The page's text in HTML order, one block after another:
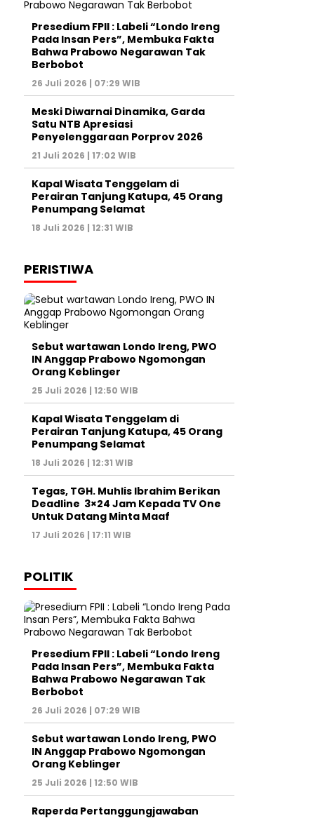
Presedium FPII : Labeli “Londo Ireng
Pada Insan Pers”, Membuka Fakta
Bahwa Prabowo Negarawan Tak
Berbobot
26 Juli 2026 | 07:29 WIB
Meski Diwarnai Dinamika, Garda
Satu NTB Apresiasi
Penyelenggaraan Porprov 2026 ‎
21 Juli 2026 | 17:02 WIB
Kapal Wisata Tenggelam di
Perairan Tanjung Katupa, 45 Orang
Penumpang Selamat
18 Juli 2026 | 12:31 WIB
PERISTIWA
Sebut wartawan Londo Ireng, PWO
IN Anggap Prabowo Ngomongan
Orang Keblinger
25 Juli 2026 | 12:50 WIB
Kapal Wisata Tenggelam di
Perairan Tanjung Katupa, 45 Orang
Penumpang Selamat
18 Juli 2026 | 12:31 WIB
Tegas, TGH. Muhlis Ibrahim Berikan
Deadline 3×24 Jam Kepada TV One
Untuk Datang Minta Maaf
17 Juli 2026 | 17:11 WIB
POLITIK
Presedium FPII : Labeli “Londo Ireng
Pada Insan Pers”, Membuka Fakta
Bahwa Prabowo Negarawan Tak
Berbobot
26 Juli 2026 | 07:29 WIB
Sebut wartawan Londo Ireng, PWO
IN Anggap Prabowo Ngomongan
Orang Keblinger
25 Juli 2026 | 12:50 WIB
Raperda Pertanggungjawaban